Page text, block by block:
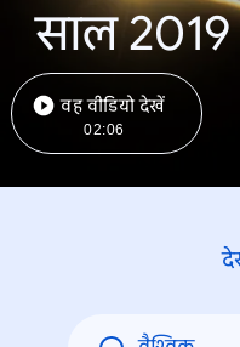
साल
वह वीडियो देखें
02:06